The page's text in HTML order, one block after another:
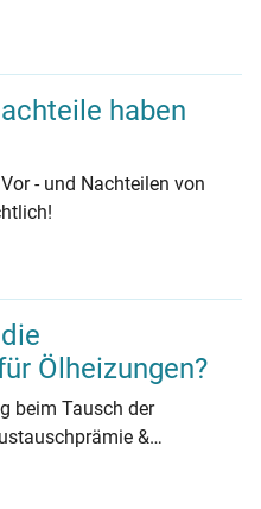
haben
- und Nachteilen von
Ölheizungen?
beim Tausch der
&
fast zur Hälfte mit